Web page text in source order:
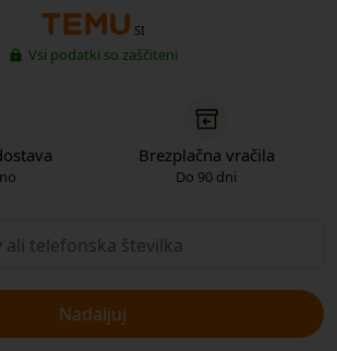
SI
Vsi podatki so zaščiteni
Brezplačna vračila
Do 90 dni
Nadaljuj